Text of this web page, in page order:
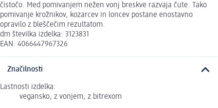
čistočo. Med pomivanjem nežen vonj breskve razvaja čute. Tako
pomivanje krožnikov, kozarcev in loncev postane enostavno
opravilo z bleščečim rezultatom.
dm številka izdelka: 3123831
EAN: 4066447967326
Značilnosti
Lastnosti izdelka:
vegansko, z vonjem, z bitrexom